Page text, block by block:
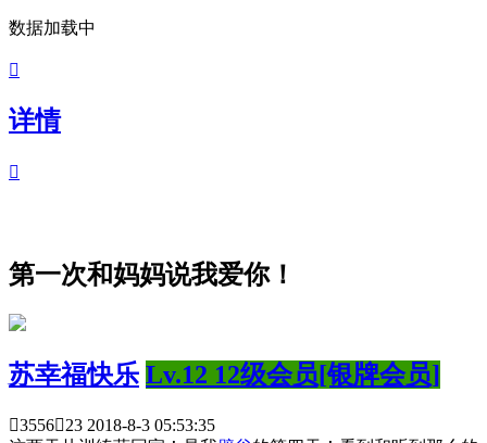
数据加载中

详情

第一次和妈妈说我爱你！
苏幸福快乐 Lv.12 12级会员[银牌会员]
355623 2018-8-3 05:53:35